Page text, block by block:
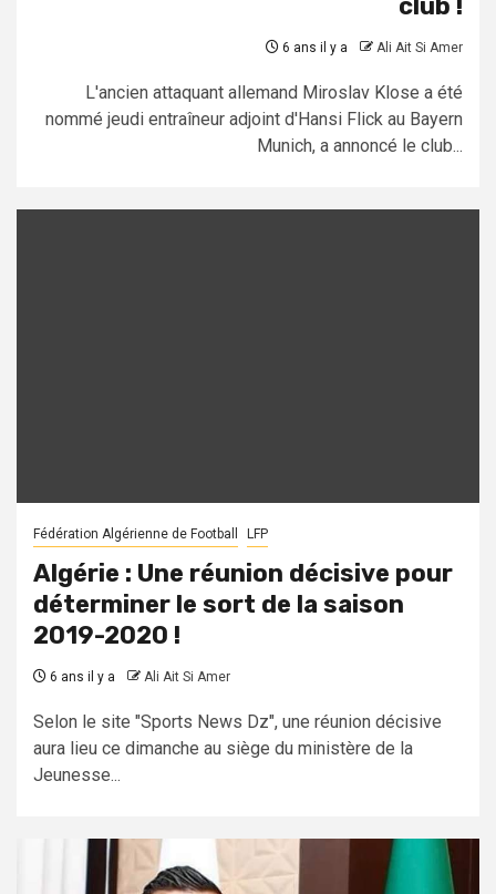
club !
6 ans il y a Ali Ait Si Amer
L'ancien attaquant allemand Miroslav Klose a été
nommé jeudi entraîneur adjoint d'Hansi Flick au Bayern
Munich, a annoncé le club...
Fédération Algérienne de Football LFP
Algérie : Une réunion décisive pour
déterminer le sort de la saison
2019-2020 !
6 ans il y a Ali Ait Si Amer
Selon le site "Sports News Dz", une réunion décisive
aura lieu ce dimanche au siège du ministère de la
Jeunesse...